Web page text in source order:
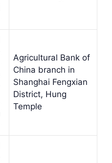
Agricultural Bank of
China branch in
Shanghai Fengxian
District, Hung
Temple